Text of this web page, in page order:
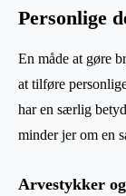
Personlige
En måde at gøre
at tilføre
har en særlig
minder jer om en
Arvestykker